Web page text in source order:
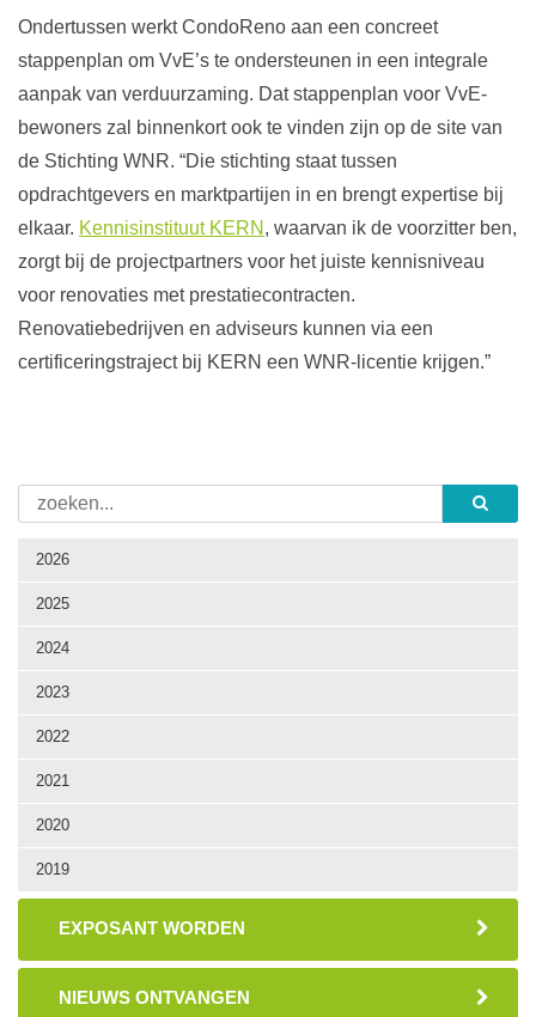
2026
2025
2024
2023
2022
2021
2020
2019
EXPOSANT WORDEN
NIEUWS ONTVANGEN
Ondertussen werkt CondoReno aan een concreet
stappenplan om VvE’s te ondersteunen in een integrale
aanpak van verduurzaming. Dat stappenplan voor VvE-
bewoners zal binnenkort ook te vinden zijn op de site van
de Stichting WNR. “Die stichting staat tussen
opdrachtgevers en marktpartijen in en brengt expertise bij
elkaar. Kennisinstituut KERN , waarvan ik de voorzitter ben,
zorgt bij de projectpartners voor het juiste kennisniveau
voor renovaties met prestatiecontracten.
Renovatiebedrijven en adviseurs kunnen via een
certificeringstraject bij KERN een WNR-licentie krijgen.”